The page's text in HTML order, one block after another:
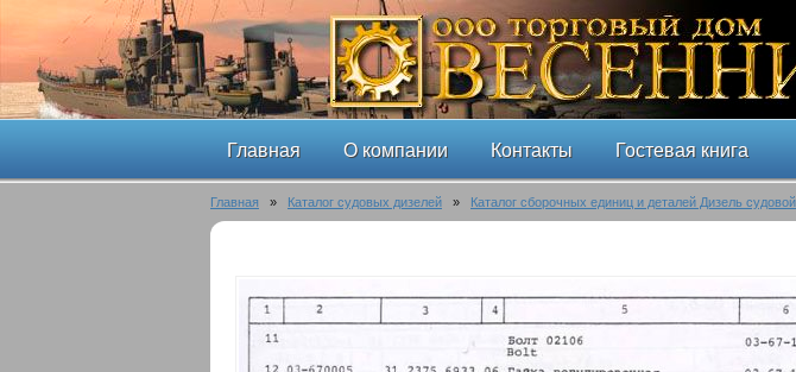
Главная О компании Контакты Гостевая книга
Главная » Каталог судовых дизелей » Каталог сборочных единиц и деталей Дизель